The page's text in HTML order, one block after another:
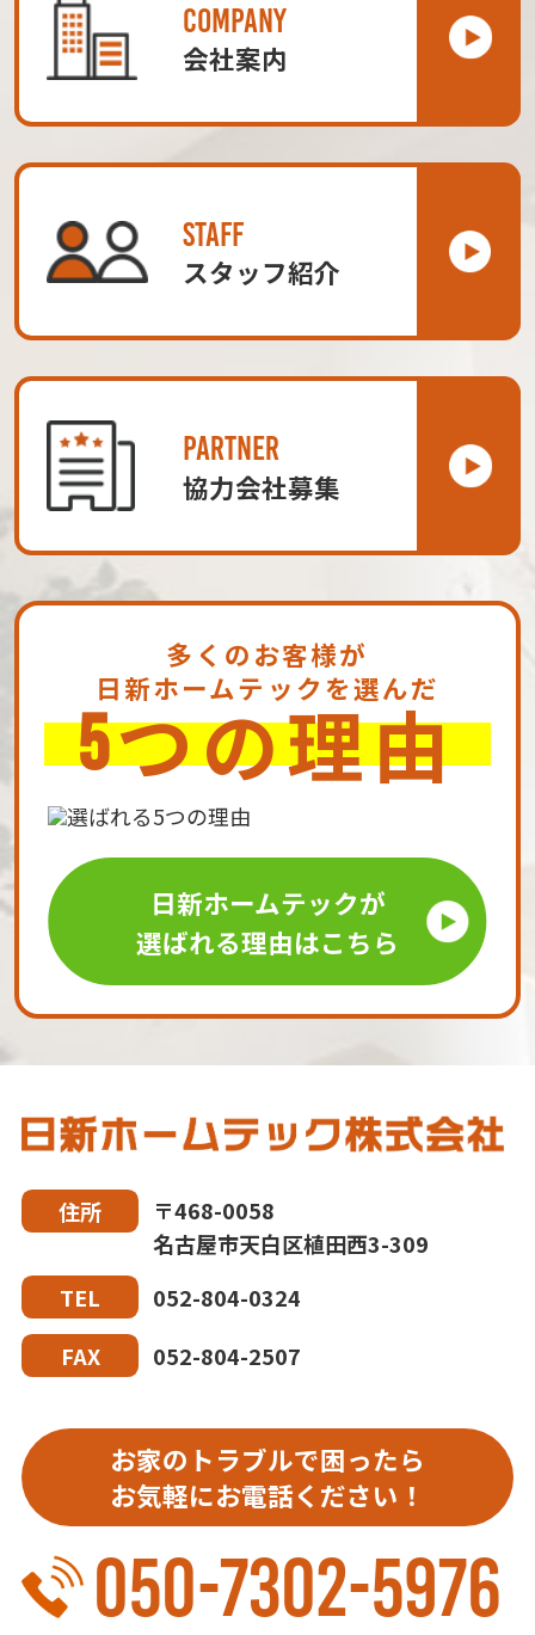
COMPANY
会社案内
STAFF
スタッフ紹介
PARTNER
協力会社募集
多くのお客様が
日新ホームテックを選んだ
5つの理由
日新ホームテックが
選ばれる理由はこちら
住所
〒468-0058
名古屋市天白区植田西3-309
TEL
052-804-0324
FAX
052-804-2507
お家のトラブルで困ったら
お気軽にお電話ください！
050-7302-5976